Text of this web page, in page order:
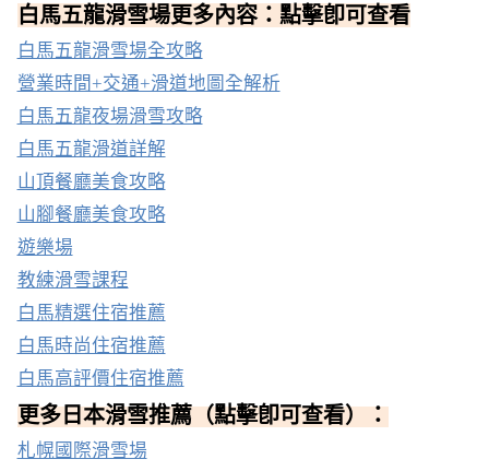
白馬五龍滑雪場更多內容：點擊卽可查看
白馬五龍滑雪場全攻略
營業時間+交通+滑道地圖全解析
白馬五龍夜場滑雪攻略
白馬五龍滑道詳解
山頂餐廳美食攻略
山腳餐廳美食攻略
遊樂場
教練滑雪課程
白馬精選住宿推薦
白馬時尚住宿推薦
白馬高評價住宿推薦
更多日本滑雪推薦（點擊卽可查看）：
札幌國際滑雪場